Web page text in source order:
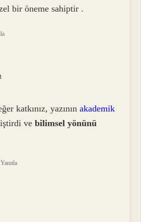
bir öneme sahiptir .
katkınız, yazınınakademik
vebilimsel yönünü
Yanıtla